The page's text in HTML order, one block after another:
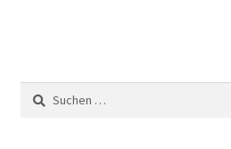
Suchen
nach: